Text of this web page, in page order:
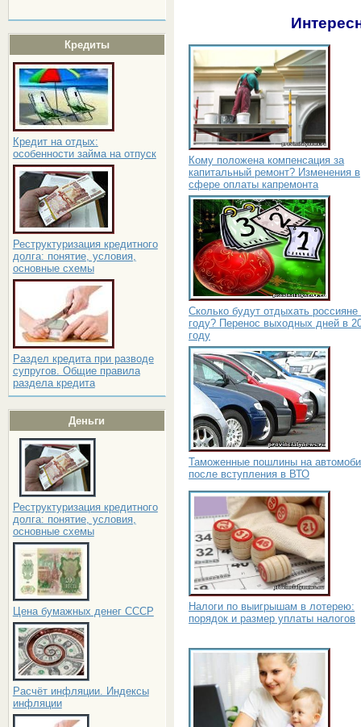
Кредиты
Кредит на отдых:
особенности займа на отпуск
Реструктуризация кредитного
долга: понятие, условия,
основные схемы
Раздел кредита при разводе
супругов. Общие правила
раздела кредита
Деньги
Реструктуризация кредитного
долга: понятие, условия,
основные схемы
Цена бумажных денег СССР
Расчёт инфляции. Индексы
инфляции
Кому положена компенсация за
капитальный ремонт? Изменения в
сфере оплаты капремонта
Сколько будут отдыхать россияне
году? Перенос выходных дней в
году
Таможенные пошлины на
после вступления в ВТО
Налоги по выигрышам в лотерею:
порядок и размер уплаты налогов